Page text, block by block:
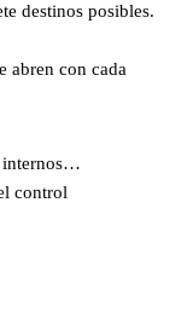
destinos posibles.
abren con cada
internos…
control